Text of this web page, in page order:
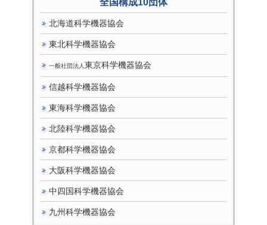
北海道科学機器協会
東北科学機器協会
一般社団法人 東京科学機器協会
信越科学機器協会
東海科学機器協会
北陸科学機器協会
京都科学機器協会
大阪科学機器協会
中四国科学機器協会
九州科学機器協会